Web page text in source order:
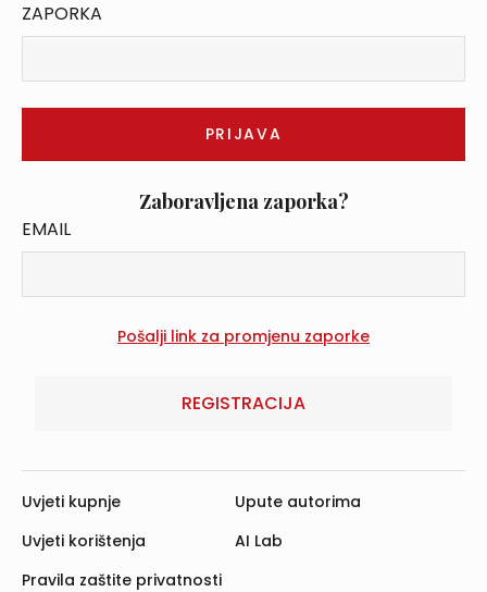
ZAPORKA
Zaboravljena zaporka?
EMAIL
REGISTRACIJA
Uvjeti kupnje
Uvjeti korištenja
Pravila zaštite privatnosti
Upute autorima
AI Lab